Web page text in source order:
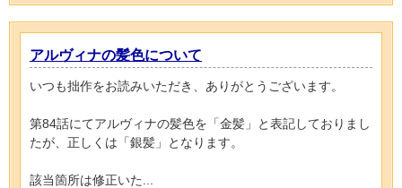
アルヴィナの髪色について
いつも拙作をお読みいただき、ありがとうございます。
第84話にてアルヴィナの髪色を「金髪」と表記しておりまし
たが、正しくは「銀髪」となります。
該当箇所は修正いた...